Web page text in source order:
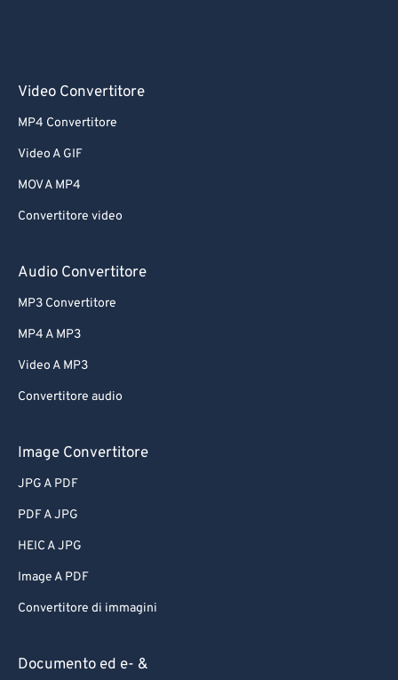
Video Convertitore
MP4 Convertitore
Video A GIF
MOV A MP4
Convertitore video
Audio Convertitore
MP3 Convertitore
MP4 A MP3
Video A MP3
Convertitore audio
Image Convertitore
JPG A PDF
PDF A JPG
HEIC A JPG
Image A PDF
Convertitore di immagini
Documento ed e- &